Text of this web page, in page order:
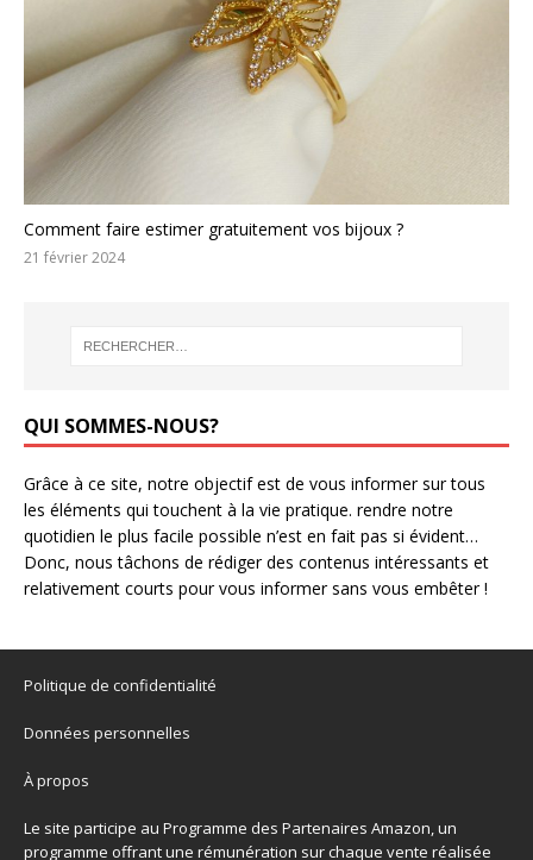
Comment faire estimer gratuitement vos bijoux ?
21 février 2024
QUI SOMMES-NOUS?
Grâce à ce site, notre objectif est de vous informer sur tous
les éléments qui touchent à la vie pratique. rendre notre
quotidien le plus facile possible n’est en fait pas si évident…
Donc, nous tâchons de rédiger des contenus intéressants et
relativement courts pour vous informer sans vous embêter !
Politique de confidentialité
Données personnelles
À propos
Le site participe au Programme des Partenaires Amazon, un
programme offrant une rémunération sur chaque vente réalisée